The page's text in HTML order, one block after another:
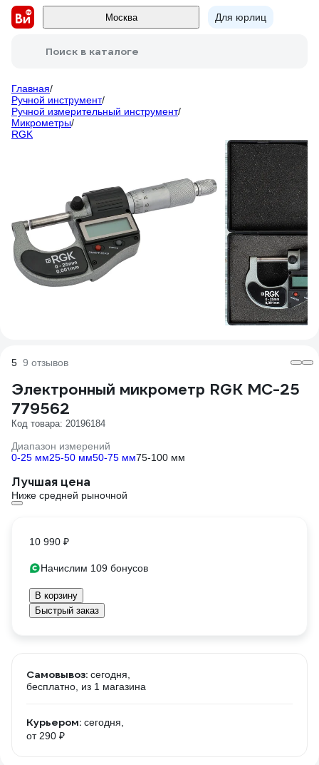
Москва Для юрлиц
Поиск в каталоге
Главная/
Ручной инструмент/
Ручной измерительный инструмент/
Микрометры/
RGK
5 9 отзывов
Электронный микрометр RGK MC-25
779562
Код товара: 20196184
Диапазон измерений
0-25 мм25-50 мм50-75 мм75-100 мм
Лучшая цена
Ниже средней рыночной
10 990 ₽
Начислим 109 бонусов
В корзину
Быстрый заказ
Самовывоз: сегодня,
бесплатно , из 1 магазина
Курьером: сегодня,
от 290 ₽